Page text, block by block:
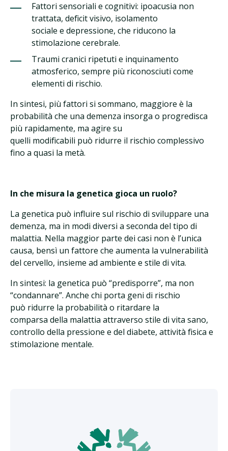
Fattori sensoriali e cognitivi: ipoacusia non
trattata, deficit visivo, isolamento
sociale e depressione, che riducono la
stimolazione cerebrale.
Traumi cranici ripetuti e inquinamento
atmosferico, sempre più riconosciuti come
elementi di rischio.
In sintesi, più fattori si sommano, maggiore è la
probabilità che una demenza insorga o progredisca
più rapidamente, ma agire su
quelli modificabili può ridurre il rischio complessivo
fino a quasi la metà.
In che misura la genetica gioca un ruolo?
La genetica può influire sul rischio di sviluppare una
demenza, ma in modi diversi a seconda del tipo di
malattia. Nella maggior parte dei casi non è l’unica
causa, bensì un fattore che aumenta la vulnerabilità
del cervello, insieme ad ambiente e stile di vita.
In sintesi: la genetica può “predisporre”, ma non
“condannare”. Anche chi porta geni di rischio
può ridurre la probabilità o ritardare la
comparsa della malattia attraverso stile di vita sano,
controllo della pressione e del diabete, attività fisica e
stimolazione mentale.